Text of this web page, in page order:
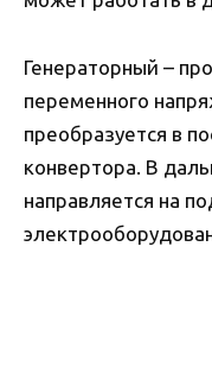
Генераторный –
переменного
преобразуется в
конвертора. В
направляется на